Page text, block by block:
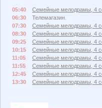
05:40
Семейные мелодрамы, 4
06:30
Телемагазин.
07:30
Семейные мелодрамы, 4
08:30
Семейные мелодрамы, 4
09:25
Семейные мелодрамы, 4
10:15
Семейные мелодрамы, 4
11:05
Семейные мелодрамы, 4
11:55
Семейные мелодрамы, 4
12:45
Семейные мелодрамы, 4
13:30
Семейные мелодрамы, 4